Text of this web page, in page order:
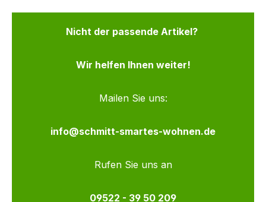
Nicht der passende Artikel?
Wir helfen Ihnen weiter!
Mailen Sie uns:
info@schmitt-smartes-wohnen.de
Rufen Sie uns an
09522 - 39 50 209